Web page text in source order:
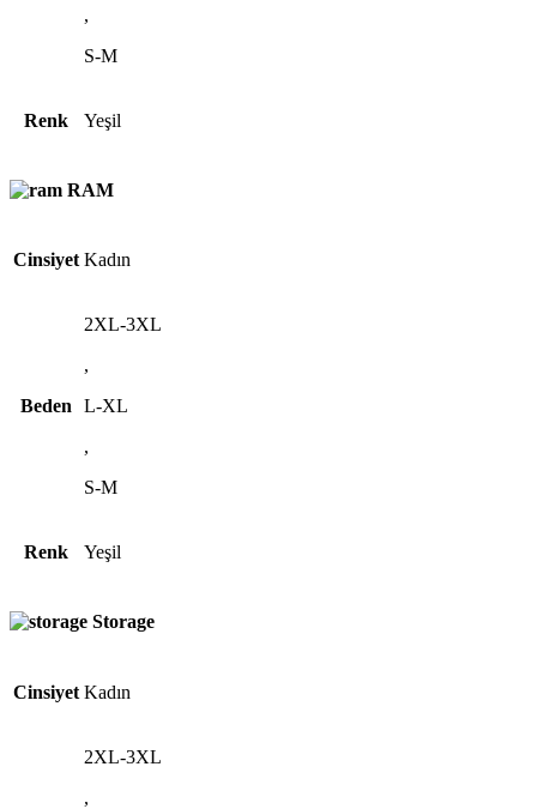
,
S-M
Renk Yeşil
RAM
Cinsiyet Kadın
Beden
2XL-3XL
,
L-XL
,
S-M
Renk Yeşil
Storage
Cinsiyet Kadın
2XL-3XL
,